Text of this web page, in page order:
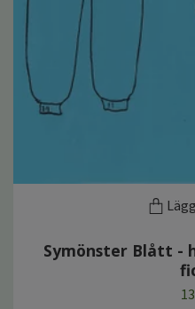
Symönster Blått -